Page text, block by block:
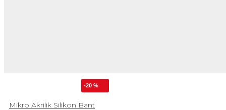
-20 %
Mikro Akrilik Silikon Bant